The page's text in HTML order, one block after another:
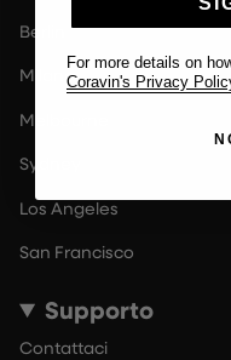
Berlin
Milano
Melbourne
Sydney
Los Angeles
San Francisco
Supporto
Contattaci
For more details on
Coravin's Privacy